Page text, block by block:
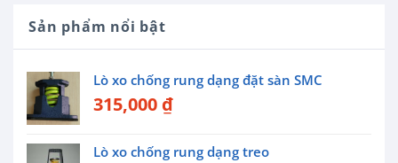
Sản phẩm nổi bật
Lò xo chống rung dạng đặt sàn SMC
315,000 ₫
Lò xo chống rung dạng treo